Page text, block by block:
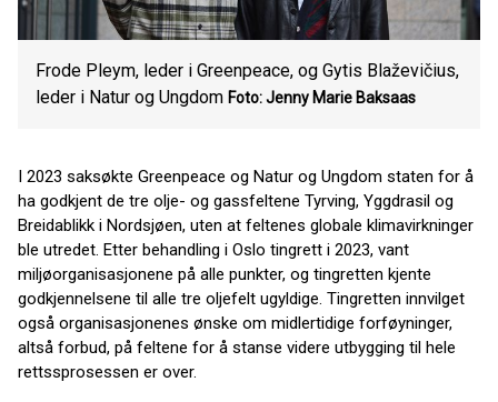
Frode Pleym, leder i Greenpeace, og Gytis Blaževičius,
leder i Natur og Ungdom Foto: Jenny Marie Baksaas
I 2023 saksøkte Greenpeace og Natur og Ungdom staten for å
ha godkjent de tre olje- og gassfeltene Tyrving, Yggdrasil og
Breidablikk i Nordsjøen, uten at feltenes globale klimavirkninger
ble utredet. Etter behandling i Oslo tingrett i 2023, vant
miljøorganisasjonene på alle punkter, og tingretten kjente
godkjennelsene til alle tre oljefelt ugyldige. Tingretten innvilget
også organisasjonenes ønske om midlertidige forføyninger,
altså forbud, på feltene for å stanse videre utbygging til hele
rettssprosessen er over.